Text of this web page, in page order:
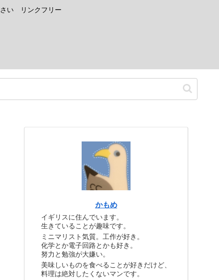
さい リンクフリー
かもめ
イギリスに住んでいます。
生きていることが趣味です。
ミニマリスト気質。工作が好き。
化学とか電子回路とかも好き。
努力と勉強が大嫌い。
美味しいものを食べることが好きだけど、
料理は絶対したくないマンです。